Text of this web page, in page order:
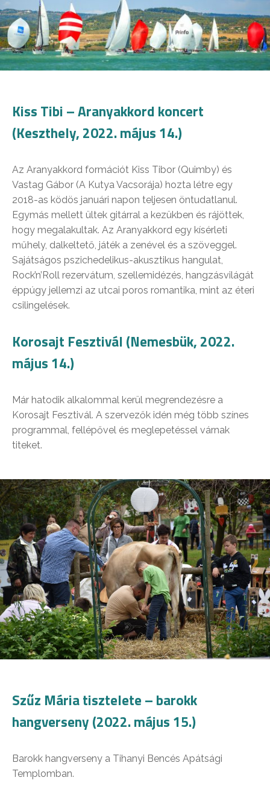
Kiss Tibi – Aranyakkord koncert
(Keszthely, 2022. május 14.)
Az Aranyakkord formációt Kiss Tibor (Quimby) és
Vastag Gábor (A Kutya Vacsorája) hozta létre egy
2018-as ködös januári napon teljesen öntudatlanul.
Egymás mellett ültek gitárral a kezükben és rájöttek,
hogy megalakultak. Az Aranyakkord egy kísérleti
műhely, dalkeltető, játék a zenével és a szöveggel.
Sajátságos pszichedelikus-akusztikus hangulat,
Rock’n’Roll rezervátum, szellemidézés, hangzásvilágát
éppúgy jellemzi az utcai poros romantika, mint az éteri
csilingelések.
Korosajt Fesztivál (Nemesbük, 2022.
május 14.)
Már hatodik alkalommal kerül megrendezésre a
Korosajt Fesztivál. A szervezők idén még több színes
programmal, fellépővel és meglepetéssel várnak
titeket.
Szűz Mária tisztelete – barokk
hangverseny (2022. május 15.)
Barokk hangverseny a Tihanyi Bencés Apátsági
Templomban.